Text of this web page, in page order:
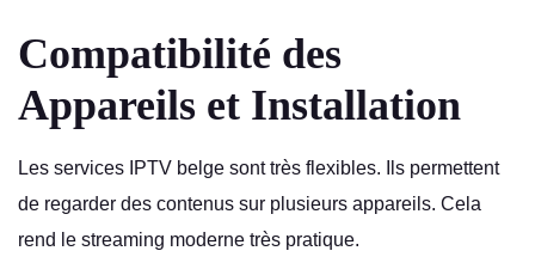
Compatibilité des
Appareils et Installation
Les services IPTV belge sont très flexibles. Ils permettent
de regarder des contenus sur plusieurs appareils. Cela
rend le streaming moderne très pratique.